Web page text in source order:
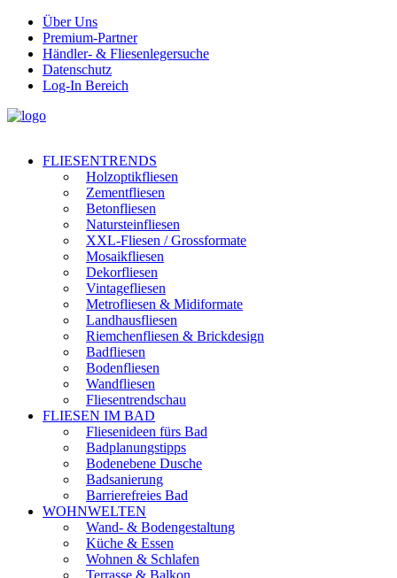
Über Uns
Premium-Partner
Händler- & Fliesenlegersuche
Datenschutz
Log-In Bereich
FLIESENTRENDS
Holzoptikfliesen
Zementfliesen
Betonfliesen
Natursteinfliesen
XXL-Fliesen / Grossformate
Mosaikfliesen
Dekorfliesen
Vintagefliesen
Metrofliesen & Midiformate
Landhausfliesen
Riemchenfliesen & Brickdesign
Badfliesen
Bodenfliesen
Wandfliesen
Fliesentrendschau
FLIESEN IM BAD
Fliesenideen fürs Bad
Badplanungstipps
Bodenebene Dusche
Badsanierung
Barrierefreies Bad
WOHNWELTEN
Wand- & Bodengestaltung
Küche & Essen
Wohnen & Schlafen
Terrasse & Balkon